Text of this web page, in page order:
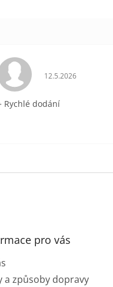
Hodnocení
12.5.2026
Rychlé dodání
pro vás
a způsoby dopravy